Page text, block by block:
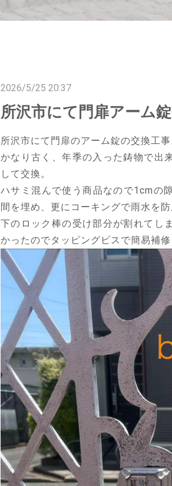
2026/5/25 20:37
所沢市にて門扉アーム
所沢市にて門扉のアーム錠の交換工事
かなり古く、年季の入った鋳物で出
して交換。
ハサミ混んで使う商品なので1cmの
間を埋め、更にコーキングで雨水を防
下のロック棒の受け部分が割れてし
かったのでタッピングビスで簡易補修